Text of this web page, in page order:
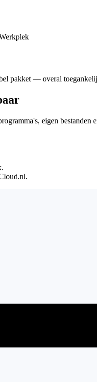
pakket — overal
eigen